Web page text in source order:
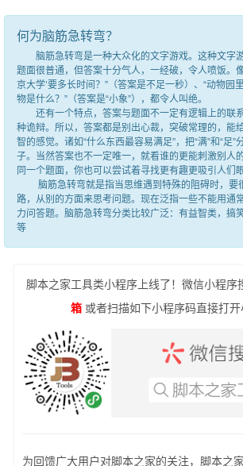
何为脑筋急转弯？
脑筋急转弯是一种大众化的文字游戏。这种文字游
题面很普通，但答案十分气人，一经破，令人喷饭。
京大学’要多长时间？”（答案是不足一秒）、“动物园
物是什么？”（答案是“小象”），都令人叫绝。
还有一个特点，答案与题面不一定有逻辑上的联
种诡辩。所以，答案都是别出心裁，突破常理的，能
智的感觉。诸如“什么东西最容易满足”，把“满”和“足”
子。当然答案也不一定唯一，就看谁的更能刺激别人
同一个题面，你也可以尝试着寻找更有趣更吸引人们
脑筋急转弯就是指当思维遇到特殊的阻碍时，要
路，从别的方面来思考问题。现在泛指一些不能用通
力问答题。脑筋急转弯分类比较广泛：有益智类，搞
等
脚本之家工具类小程序上线了！微信小程序
箱 或者扫描如下小程序码直接打开
为回馈广大用户对脚本之家的关注，脚本之